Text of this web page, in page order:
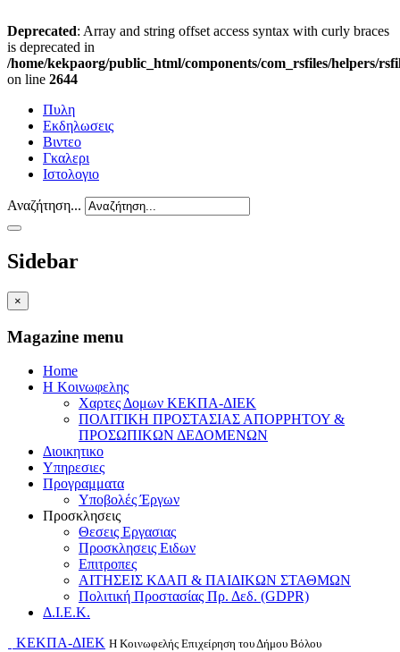
Deprecated: Array and string offset access syntax with curly braces
is deprecated in
/home/kekpaorg/public_html/components/com_rsfiles/helpers/
on line 2644
Πυλη
Εκδηλωσεις
Βιντεο
Γκαλερι
Ιστολογιο
Αναζήτηση...
Sidebar
×
Magazine menu
Home
Η Κοινωφελης
Χαρτες Δομων ΚΕΚΠΑ-ΔΙΕΚ
ΠΟΛΙΤΙΚΗ ΠΡΟΣΤΑΣΙΑΣ ΑΠΟΡΡΗΤΟΥ &
ΠΡΟΣΩΠΙΚΩΝ ΔΕΔΟΜΕΝΩΝ
Διοικητικο
Υπηρεσιες
Προγραμματα
Υποβολές Έργων
Προσκλησεις
Θεσεις Εργασιας
Προσκλησεις Ειδων
Επιτροπες
ΑΙΤΗΣΕΙΣ ΚΔΑΠ & ΠΑΙΔΙΚΩΝ ΣΤΑΘΜΩΝ
Πολιτική Προστασίας Πρ. Δεδ. (GDPR)
Δ.Ι.Ε.Κ.
ΚΕΚΠΑ-ΔΙΕΚ Η Κοινωφελής Επιχείρηση του Δήμου Βόλου